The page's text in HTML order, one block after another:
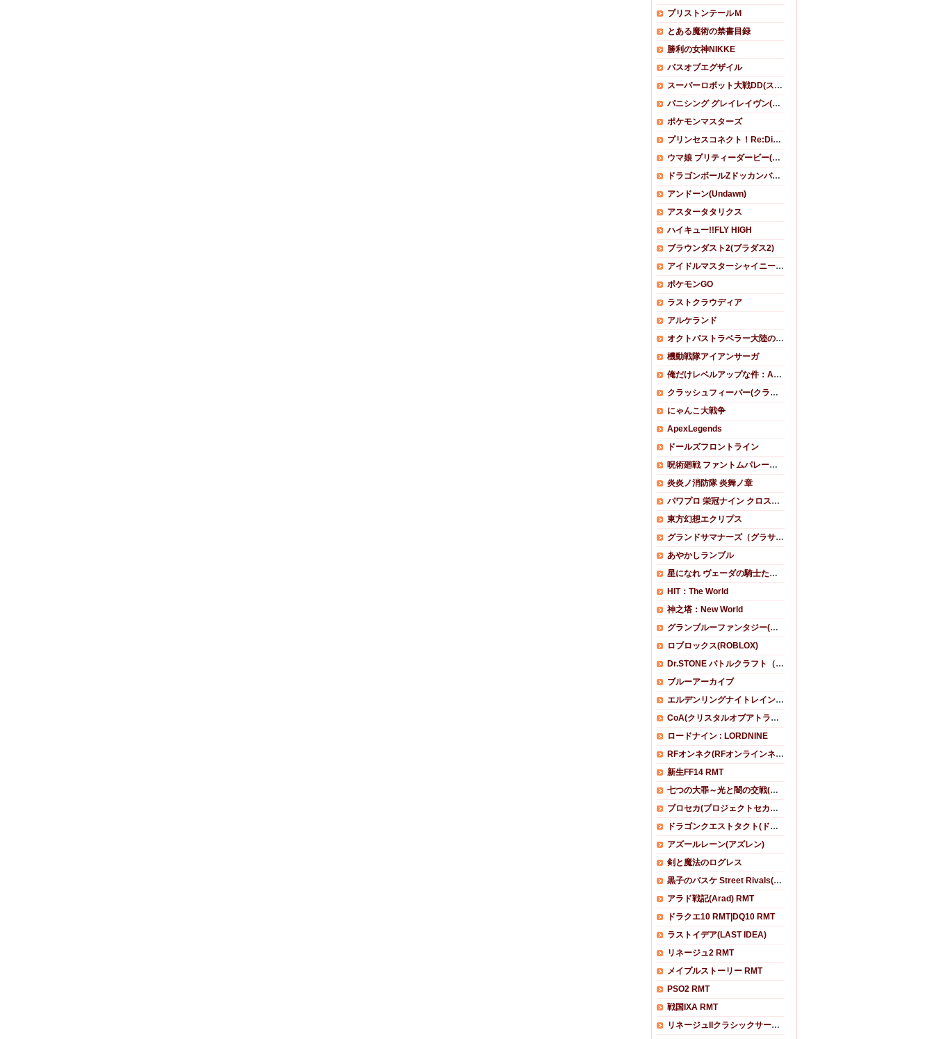
プリストンテールＭ
とある魔術の禁書目録
勝利の女神NIKKE
パスオブエグザイル
スーパーロボット大戦DD(スパロボDD)
パニシング グレイレイヴン(パニグレ)
ポケモンマスターズ
プリンセスコネクト！Re:Dive (プリコネR)
ウマ娘 プリティーダービー(ウマ娘)
ドラゴンボールZドッカンバトル
アンドーン(Undawn)
アスタータタリクス
ハイキュー!!FLY HIGH
ブラウンダスト2(ブラダス2)
アイドルマスターシャイニーカラーズ(シャニマス)
ポケモンGO
ラストクラウディア
アルケランド
オクトパストラベラー大陸の覇者
機動戦隊アイアンサーガ
俺だけレベルアップな件：ARISE
クラッシュフィーバー(クラフィ)
にゃんこ大戦争
ApexLegends
ドールズフロントライン
呪術廻戦 ファントムパレード(ファンパレ)
炎炎ノ消防隊 炎舞ノ章
パワプロ 栄冠ナイン クロスロード (栄冠クロス)
東方幻想エクリプス
グランドサマナーズ（グラサマ）
あやかしランブル
星になれ ヴェーダの騎士たち(ホシナレ)
HIT：The World
神之塔：New World
グランブルーファンタジー(グラブル)
ロブロックス(ROBLOX)
Dr.STONE バトルクラフト（バトクラ）
ブルーアーカイブ
エルデンリングナイトレイン(ELDEN RING NIGHTREIGN)RMT
CoA(クリスタルオブアトラン）
ロードナイン : LORDNINE
RFオンネク(RFオンラインネクスト)
新生FF14 RMT
七つの大罪～光と闇の交戦(グラクロ)
プロセカ(プロジェクトセカイ カラフルステージ！)
ドラゴンクエストタクト(ドラクエタクト)
アズールレーン(アズレン)
剣と魔法のログレス
黒子のバスケ Street Rivals(黒バスSR)
アラド戦記(Arad) RMT
ドラクエ10 RMT|DQ10 RMT
ラストイデア(LAST IDEA)
リネージュ2 RMT
メイプルストーリー RMT
PSO2 RMT
戦国IXA RMT
リネージュIIクラシックサービス RMT